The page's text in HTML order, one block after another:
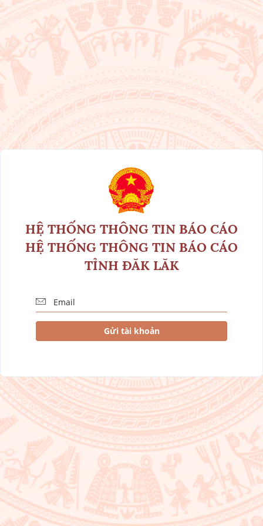
HỆ THỐNG THÔNG TIN BÁO CÁO
HỆ THỐNG THÔNG TIN BÁO CÁO
TỈNH ÐĂK LĂK